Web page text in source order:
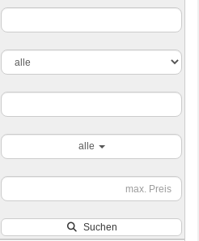
alle
Suchen